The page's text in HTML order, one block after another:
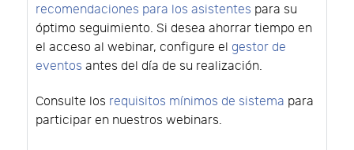
recomendaciones para los asistentes para su
óptimo seguimiento. Si desea ahorrar tiempo en
el acceso al webinar, configure el gestor de
eventos antes del día de su realización.
Consulte los requisitos mínimos de sistema para
participar en nuestros webinars.